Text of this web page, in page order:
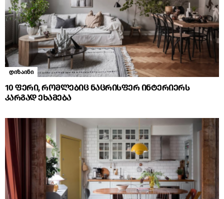
დიზაინი
10 ფერი, რომლებიც ნაცრისფერ ინტერიერს
კარგად ეხამება